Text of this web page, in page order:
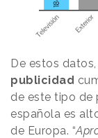
De estos
publicidad
de este tipo de
española es
de Europa. “